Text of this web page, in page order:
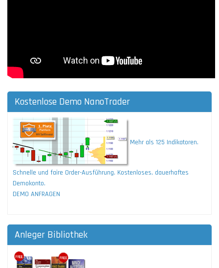
Kostenlose Demo NanoTrader
Mehr als 125 Indikatoren.
Schnelle und faire Order-Ausführung. Kostenloses, dauerhaftes
Demokonto.
DEMO ANFRAGEN
Anleger Bibliothek